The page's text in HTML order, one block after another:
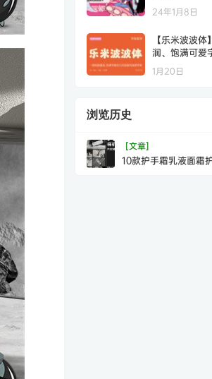
24年1月8日
【乐米波波
润、饱满可爱
1月20日
浏览历史
[文章]
10款护手霜乳液面霜